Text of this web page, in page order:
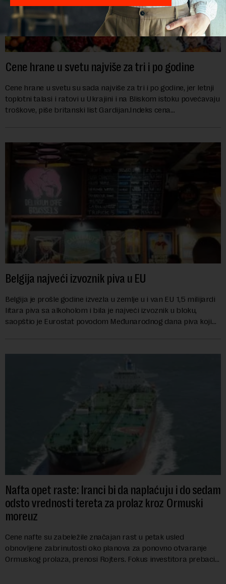
Cene hrane u svetu najviše za tri i po godine
Cene hrane u svetu su sada najviše za tri i po godine, jer letnji
toplotni talasi i ratovi u Ukrajini i na Bliskom istoku povećavaju
troškove, piše britanski list Gardijan.Indeks cena
Belgija najveći izvoznik piva u EU
Belgija je prošle godine izvezla u zemlje u i van EU 1,5 milijardi
litara piva sa alkoholom i bila je najveći izvoznik u bloku,
saopštio je Eurostat povodom Međunarodnog dana piva koji
Nafta opet raste: Iranci bi da naplaćuju i do sedam
odsto vrednosti tereta za prolaz kroz Ormuski
moreuz
Cene nafte su zabeležile značajan rast u petak usled
obnovljene zabrinutosti oko planova za ponovno otvaranje
Ormuskog prolaza, prenosi Rojters. Fokus investitora prebacio